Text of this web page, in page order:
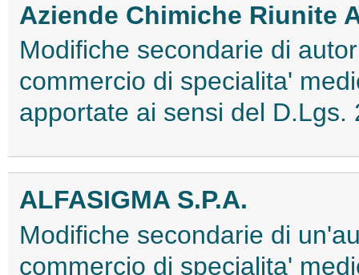
Aziende Chimiche Riunite
Modifiche secondarie di
commercio di specialita'
apportate ai sensi del
ALFASIGMA S.P.A.
Modifiche secondarie di
commercio di specialita'